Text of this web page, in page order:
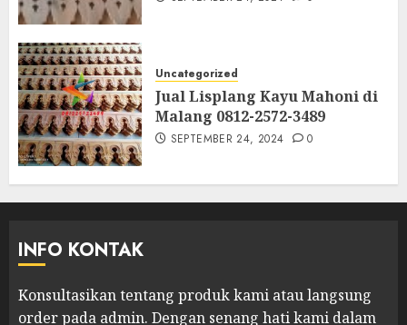
Uncategorized
Jual Lisplang Kayu Mahoni di
Malang 0812-2572-3489
SEPTEMBER 24, 2024 0
INFO KONTAK
Konsultasikan tentang produk kami atau langsung
order pada admin. Dengan senang hati kami dalam